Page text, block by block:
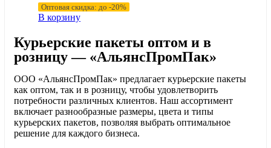
Оптовая скидка: до -20%
В корзину
Курьерские пакеты оптом и в
розницу — «АльянсПромПак»
ООО «АльянсПромПак» предлагает курьерские пакеты
как оптом, так и в розницу, чтобы удовлетворить
потребности различных клиентов. Наш ассортимент
включает разнообразные размеры, цвета и типы
курьерских пакетов, позволяя выбрать оптимальное
решение для каждого бизнеса.